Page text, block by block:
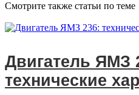
Смотрите также статьи по теме
Двигатель ЯМЗ
технические